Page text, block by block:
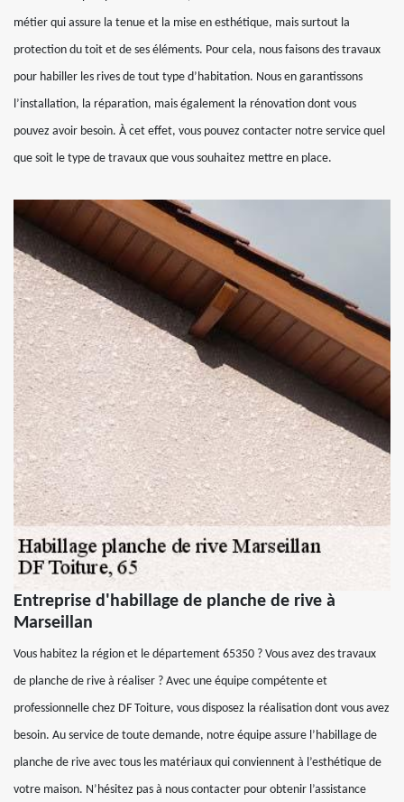
métier qui assure la tenue et la mise en esthétique, mais surtout la
protection du toit et de ses éléments. Pour cela, nous faisons des travaux
pour habiller les rives de tout type d’habitation. Nous en garantissons
l’installation, la réparation, mais également la rénovation dont vous
pouvez avoir besoin. À cet effet, vous pouvez contacter notre service quel
que soit le type de travaux que vous souhaitez mettre en place.
Entreprise d'habillage de planche de rive à
Marseillan
Vous habitez la région et le département 65350 ? Vous avez des travaux
de planche de rive à réaliser ? Avec une équipe compétente et
professionnelle chez DF Toiture, vous disposez la réalisation dont vous avez
besoin. Au service de toute demande, notre équipe assure l’habillage de
planche de rive avec tous les matériaux qui conviennent à l’esthétique de
votre maison. N’hésitez pas à nous contacter pour obtenir l’assistance